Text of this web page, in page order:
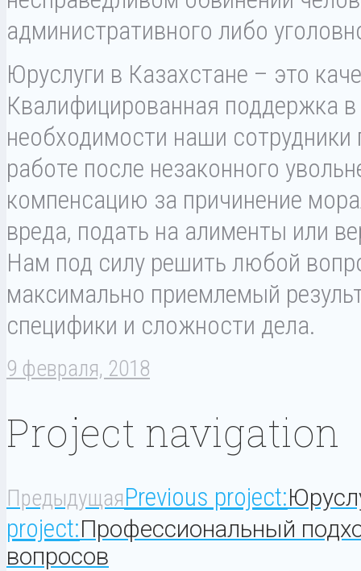
административного либо
Юруслуги в Казахстане – это
Квалифицированная поддержка
необходимости наши сотрудники
работе после незаконного
компенсацию за причинение
вреда, подать на алименты или
Нам под силу решить любой
максимально приемлемый
специфики и сложности дела.
9 февраля, 2018
Project navigation
ПредыдущаяPrevious project:
project:Профессиональный
вопросов